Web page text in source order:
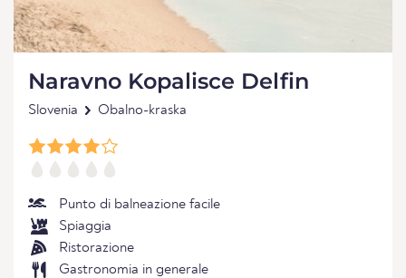
Naravno Kopalisce Delfin
Slovenia Obalno-kraska
Punto di balneazione facile
Spiaggia
Ristorazione
Gastronomia in generale